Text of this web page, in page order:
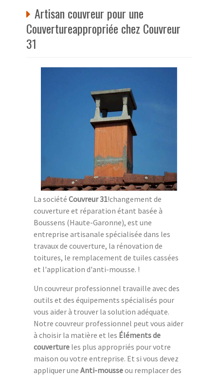
Artisan couvreur pour une
Couvertureappropriée chez Couvreur
31
La société Couvreur 31!changement de
couverture et réparation étant basée à
Boussens (Haute-Garonne), est une
entreprise artisanale spécialisée dans les
travaux de couverture, la rénovation de
toitures, le remplacement de tuiles cassées
et l'application d'anti-mousse. !
Un couvreur professionnel travaille avec des
outils et des équipements spécialisés pour
vous aider à trouver la solution adéquate.
Notre couvreur professionnel peut vous aider
à choisir la matière et les Éléments de
couverture les plus appropriés pour votre
maison ou votre entreprise. Et si vous devez
appliquer une Anti-mousseou remplacer des